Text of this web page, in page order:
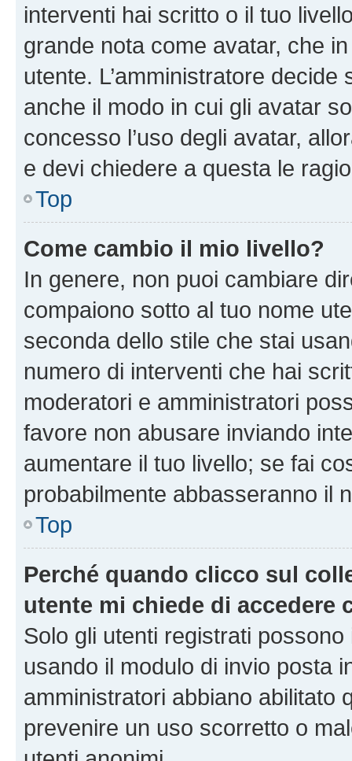
interventi hai scritto o il tuo
grande nota come avatar, che
utente. L’amministratore
anche il modo in cui gli avatar
concesso l’uso degli avatar,
e devi chiedere a questa le
Top
Come cambio il mio livello?
In genere, non puoi cambiare
compaiono sotto al tuo nome
seconda dello stile che stai
numero di interventi che hai
moderatori e amministratori
favore non abusare inviando
aumentare il tuo livello; se fai
probabilmente abbasseranno il
Top
Perché quando clicco sul
utente mi chiede di accedere
Solo gli utenti registrati
usando il modulo di invio posta
amministratori abbiano abilitato
prevenire un uso scorretto o